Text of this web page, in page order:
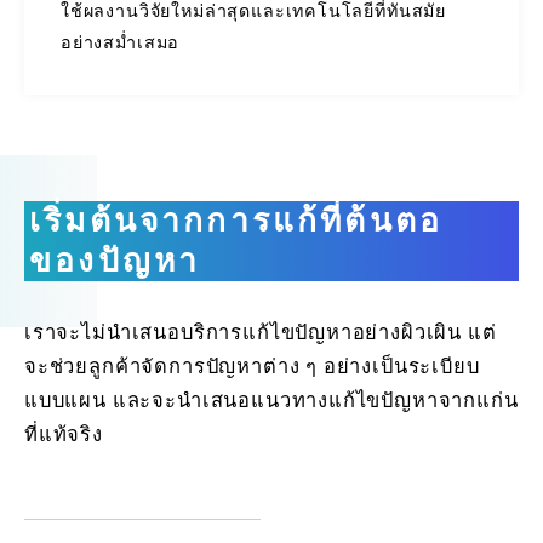
ใช้ผลงานวิจัยใหม่ล่าสุดและเทคโนโลยีที่ทันสมัย
อย่างสม่ำเสมอ
เริ่มต้นจากการแก้ที่ต้นตอ
ของปัญหา
เราจะไม่นำเสนอบริการแก้ไขปัญหาอย่างผิวเผิน แต่
จะช่วยลูกค้าจัดการปัญหาต่าง ๆ อย่างเป็นระเบียบ
แบบแผน และจะนำเสนอแนวทางแก้ไขปัญหาจากแก่น
ที่แท้จริง